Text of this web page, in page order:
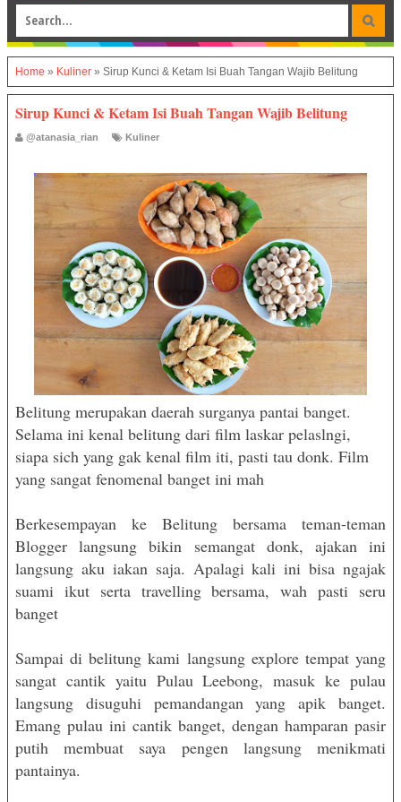
Home » Kuliner » Sirup Kunci & Ketam Isi Buah Tangan Wajib Belitung
Sirup Kunci & Ketam Isi Buah Tangan Wajib Belitung
@atanasia_rian Kuliner
Belitung merupakan daerah surganya pantai banget.
Selama ini kenal belitung dari film laskar pelaslngi,
siapa sich yang gak kenal film iti, pasti tau donk. Film
yang sangat fenomenal banget ini mah
Berkesempayan ke Belitung bersama teman-teman
Blogger langsung bikin semangat donk, ajakan ini
langsung aku iakan saja. Apalagi kali ini bisa ngajak
suami ikut serta travelling bersama, wah pasti seru
banget
Sampai di belitung kami langsung explore tempat yang
sangat cantik yaitu Pulau Leebong, masuk ke pulau
langsung disuguhi pemandangan yang apik banget.
Emang pulau ini cantik banget, dengan hamparan pasir
putih membuat saya pengen langsung menikmati
pantainya.